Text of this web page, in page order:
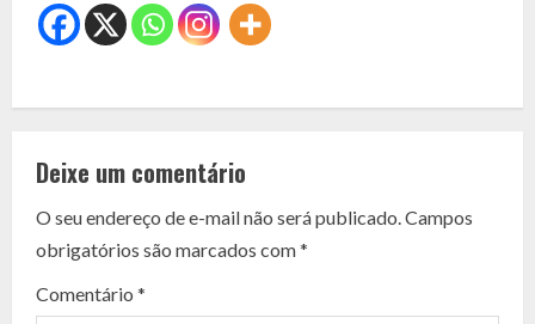
C
n
t
i
Deixe um comentário
O seu endereço de e-mail não será publicado. Campos
obrigatórios são marcados com*
Comentário *